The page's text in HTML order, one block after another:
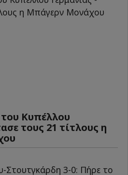
Κυπέλλου
τους 21 τίτλους η